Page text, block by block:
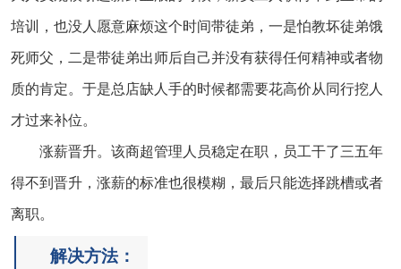
培训，也没人愿意麻烦这个时间带徒弟，一是怕教坏徒弟饿
死师父，二是带徒弟出师后自己并没有获得任何精神或者物
质的肯定。于是总店缺人手的时候都需要花高价从同行挖人
才过来补位。
涨薪晋升。该商超管理人员稳定在职，员工干了三五年
得不到晋升，涨薪的标准也很模糊，最后只能选择跳槽或者
离职。
解决方法：